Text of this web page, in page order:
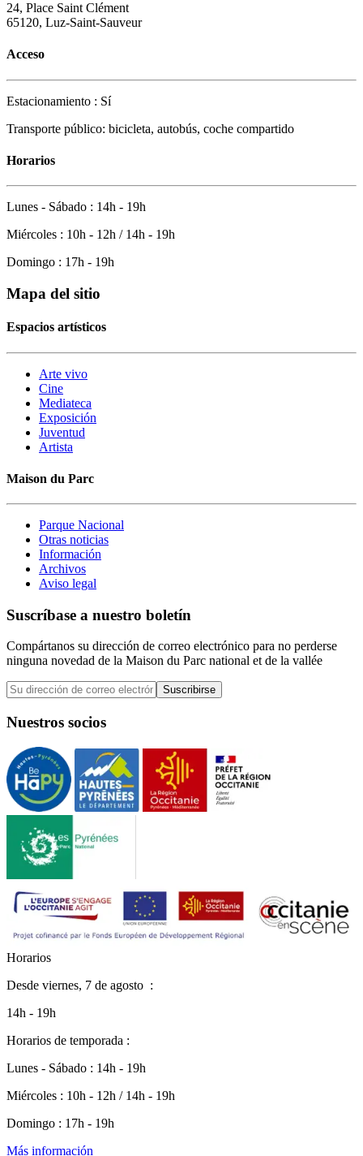
24, Place Saint Clément
65120, Luz-Saint-Sauveur
Acceso
Estacionamiento : Sí
Transporte público: bicicleta, autobús, coche compartido
Horarios
Lunes - Sábado : 14h - 19h
Miércoles : 10h - 12h / 14h - 19h
Domingo : 17h - 19h
Mapa del sitio
Espacios artísticos
Arte vivo
Cine
Mediateca
Exposición
Juventud
Artista
Maison du Parc
Parque Nacional
Otras noticias
Información
Archivos
Aviso legal
Suscríbase a nuestro boletín
Compártanos su dirección de correo electrónico para no perderse
ninguna novedad de la Maison du Parc national et de la vallée
Suscribirse
Nuestros socios
Horarios
Desde viernes, 7 de agosto :
14h - 19h
Horarios de temporada :
Lunes - Sábado : 14h - 19h
Miércoles : 10h - 12h / 14h - 19h
Domingo : 17h - 19h
Más información